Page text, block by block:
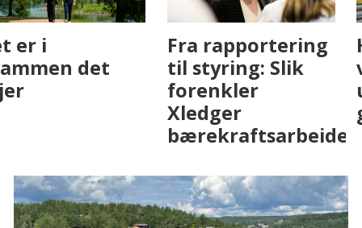
Fenistra endrer
eiendomsbransjen
med AI. Slik ser vi
Det er i
Drammen det
skjer